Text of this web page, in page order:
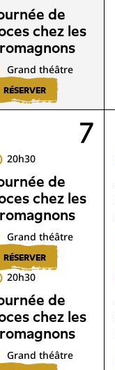
de
chez les
Grand théâtre
RÉSERVER
7
20h30
de
chez les
Grand théâtre
RÉSERVER
20h30
de
chez les
Grand théâtre